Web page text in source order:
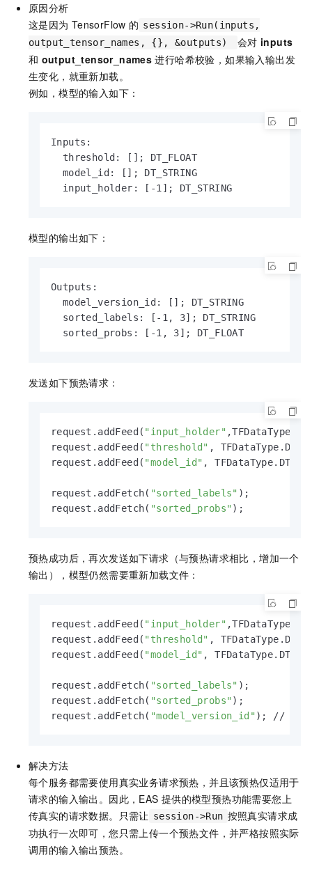
原因分析
这是因为 TensorFlow 的 session->Run(inputs,
output_tensor_names, {}, &outputs)
会对 inputs
和 output_tensor_names 进行哈希校验，如果输入输出发
生变化，就重新加载。
例如，模型的输入如下：
Inputs:
  threshold: []; DT_FLOAT
  model_id: []; DT_STRING
  input_holder: [-1]; DT_STRING
模型的输出如下：
Outputs:
  model_version_id: []; DT_STRING
  sorted_labels: [-1, 3]; DT_STRING
  sorted_probs: [-1, 3]; DT_FLOAT
发送如下预热请求：
request.addFeed( "input_holder"
request.addFeed( "threshold" ,
request.addFeed( "model_id" ,
request.addFetch( "sorted_labels" );
request.addFetch( "sorted_probs" );
预热成功后，再次发送如下请求（与预热请求相比，增加一个
输出），模型仍然需要重新加载文件：
request.addFeed( "input_holder"
request.addFeed( "threshold" ,
request.addFeed( "model_id" ,
request.addFetch( "sorted_labels" );
request.addFetch( "sorted_probs" );
request.addFetch( "model_version_id" ); // 与预热
解决方法
每个服务都需要使用真实业务请求预热，并且该预热仅适用于
请求的输入输出。因此，EAS 提供的模型预热功能需要您上
传真实的请求数据。只需让 session->Run 按照真实请求成
功执行一次即可，您只需上传一个预热文件，并严格按照实际
调用的输入输出预热。